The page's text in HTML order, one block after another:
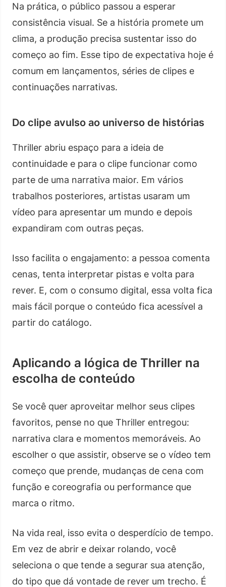
Na prática, o público passou a esperar
consistência visual. Se a história promete um
clima, a produção precisa sustentar isso do
começo ao fim. Esse tipo de expectativa hoje é
comum em lançamentos, séries de clipes e
continuações narrativas.
Do clipe avulso ao universo de histórias
Thriller abriu espaço para a ideia de
continuidade e para o clipe funcionar como
parte de uma narrativa maior. Em vários
trabalhos posteriores, artistas usaram um
vídeo para apresentar um mundo e depois
expandiram com outras peças.
Isso facilita o engajamento: a pessoa comenta
cenas, tenta interpretar pistas e volta para
rever. E, com o consumo digital, essa volta fica
mais fácil porque o conteúdo fica acessível a
partir do catálogo.
Aplicando a lógica de Thriller na
escolha de conteúdo
Se você quer aproveitar melhor seus clipes
favoritos, pense no que Thriller entregou:
narrativa clara e momentos memoráveis. Ao
escolher o que assistir, observe se o vídeo tem
começo que prende, mudanças de cena com
função e coreografia ou performance que
marca o ritmo.
Na vida real, isso evita o desperdício de tempo.
Em vez de abrir e deixar rolando, você
seleciona o que tende a segurar sua atenção,
do tipo que dá vontade de rever um trecho. É